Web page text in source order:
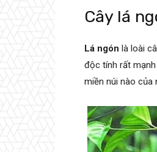
Cây lá
Lá ngón là loài
độc tính rất
miền núi nào của